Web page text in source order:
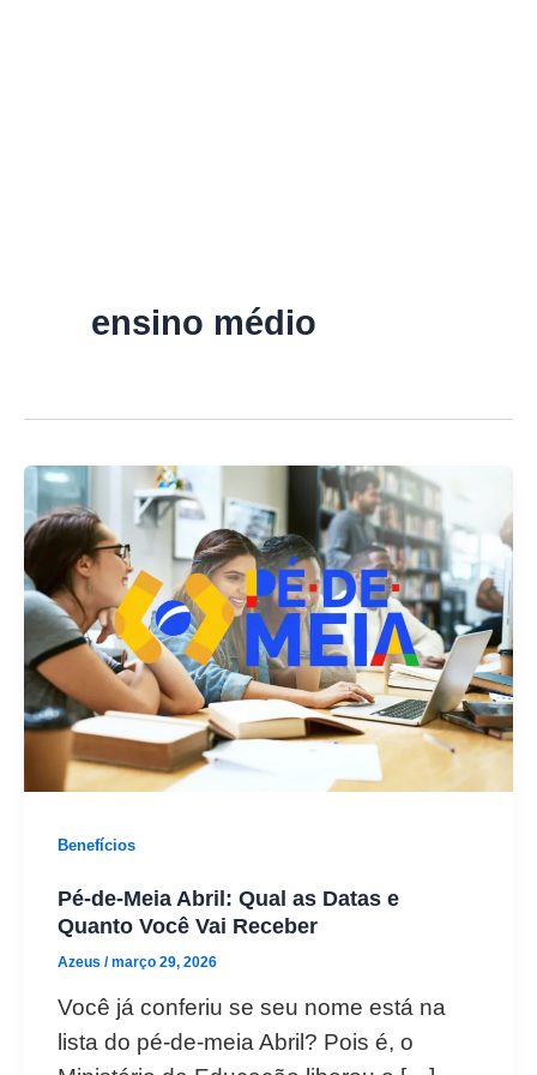
ensino médio
Benefícios
Pé-de-Meia Abril: Qual as Datas e
Quanto Você Vai Receber
Azeus /março 29, 2026
Você já conferiu se seu nome está na
lista do pé-de-meia Abril? Pois é, o